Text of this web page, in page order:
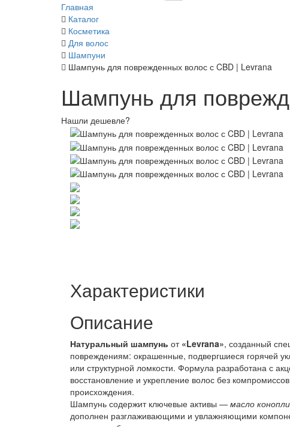
Главная
Каталог
Косметика
Для волос
Шампуни
Шампунь для поврежденных волос с CBD | Levrana
Шампунь для
Нашли дешевле?
Характеристики
Описание
Натуральный шампунь от «Levrana», созданный
повреждениям: окрашенные, подвергшиеся горячей
или структурной ломкости. Формула разработана с
восстановление и укрепление волос без
происхождения.
Шампунь содержит ключевые активы — масло
дополнен разглаживающими и увлажняющими